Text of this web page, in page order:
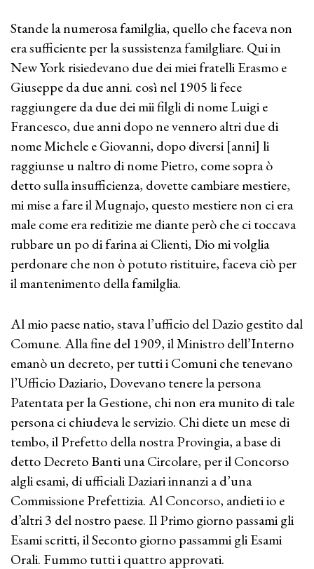
Stande la numerosa familglia, quello che faceva non
era sufficiente per la sussistenza familgliare. Qui in
New York risiedevano due dei miei fratelli Erasmo e
Giuseppe da due anni. così nel 1905 li fece
raggiungere da due dei mii filgli di nome Luigi e
Francesco, due anni dopo ne vennero altri due di
nome Michele e Giovanni, dopo diversi [anni] li
raggiunse u naltro di nome Pietro, come sopra ò
detto sulla insufficienza, dovette cambiare mestiere,
mi mise a fare il Mugnajo, questo mestiere non ci era
male come era reditizie me diante però che ci toccava
rubbare un po di farina ai Clienti, Dio mi volglia
perdonare che non ò potuto ristituire, faceva ciò per
il mantenimento della familglia.
Al mio paese natio, stava l’ufficio del Dazio gestito dal
Comune. Alla fine del 1909, il Ministro dell’Interno
emanò un decreto, per tutti i Comuni che tenevano
l’Ufficio Daziario, Dovevano tenere la persona
Patentata per la Gestione, chi non era munito di tale
persona ci chiudeva le servizio. Chi diete un mese di
tembo, il Prefetto della nostra Provingia, a base di
detto Decreto Banti una Circolare, per il Concorso
algli esami, di ufficiali Daziari innanzi a d’una
Commissione Prefettizia. Al Concorso, andieti io e
d’altri 3 del nostro paese. Il Primo giorno passami gli
Esami scritti, il Seconto giorno passammi gli Esami
Orali. Fummo tutti i quattro approvati.